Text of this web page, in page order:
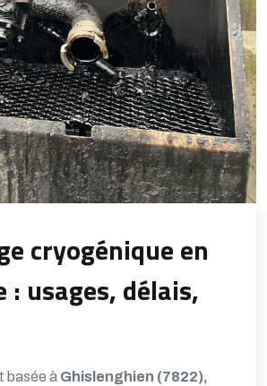
cryogénique en
: usages, délais,
basée à Ghislenghien (7822),